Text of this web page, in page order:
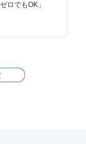
ロでもOK」